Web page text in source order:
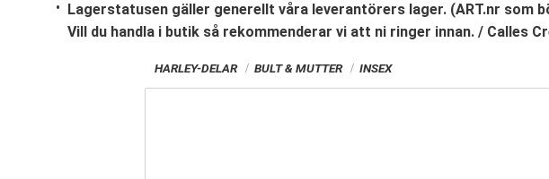
Lagerstatusen gäller generellt våra leverantörers lager. (ART.nr som
Vill du handla i butik så rekommenderar vi att ni ringer innan. / Calles
HARLEY-DELAR BULT & MUTTER INSEX